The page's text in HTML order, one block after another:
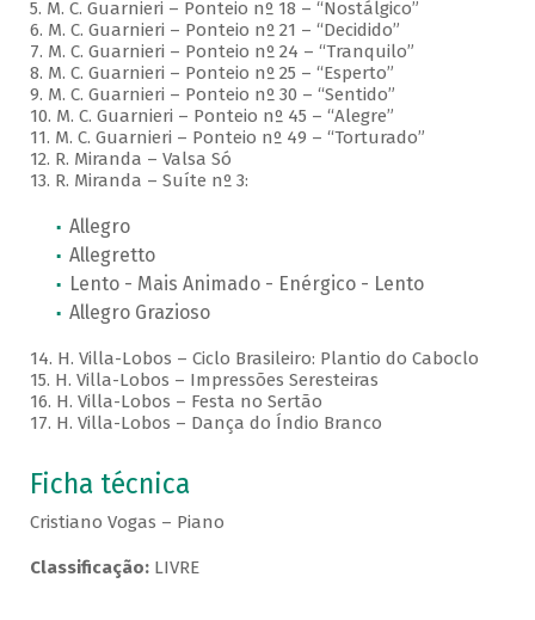
5. M. C. Guarnieri – Ponteio nº 18 – “Nostálgico”
6. M. C. Guarnieri – Ponteio nº 21 – “Decidido”
7. M. C. Guarnieri – Ponteio nº 24 – “Tranquilo”
8. M. C. Guarnieri – Ponteio nº 25 – “Esperto”
9. M. C. Guarnieri – Ponteio nº 30 – “Sentido”
10. M. C. Guarnieri – Ponteio nº 45 – “Alegre”
11. M. C. Guarnieri – Ponteio nº 49 – “Torturado”
12. R. Miranda – Valsa Só
13. R. Miranda – Suíte nº 3:
Allegro
Allegretto
Lento - Mais Animado - Enérgico - Lento
Allegro Grazioso
14. H. Villa-Lobos – Ciclo Brasileiro: Plantio do Caboclo
15. H. Villa-Lobos – Impressões Seresteiras
16. H. Villa-Lobos – Festa no Sertão
17. H. Villa-Lobos – Dança do Índio Branco
Ficha técnica
Cristiano Vogas – Piano
Classificação:LIVRE